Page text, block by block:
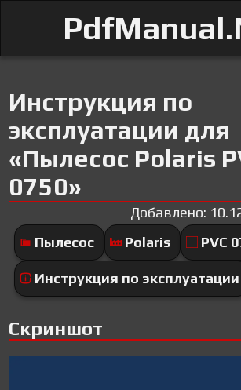
Инструкция по
эксплуатации для
«Пылесос Polaris
0750»
Добавлено:
Пылесос
Polaris PVC
Инструкция по эксплуатации
Скриншот